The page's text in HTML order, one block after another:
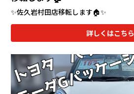
✨佐久岩村田店移転します🏠✨
詳しくはこちら